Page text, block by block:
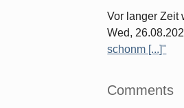
Vor langer Zeit
Wed,
schonm [...]"
Comments